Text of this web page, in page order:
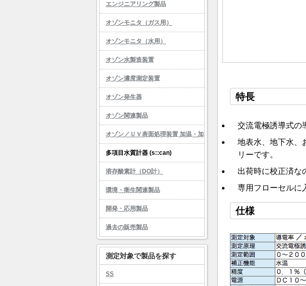
特長
交流電極誘導式の
地表水、地下水、
リーです。
出荷時に校正済な
専用フローセルに
仕様
エンジニアリング製品
オゾンモニタ（ガス用）
オゾンモニタ（水用）
オゾン水製造装置
オゾン濃度測定装置
オゾン発生器
オゾン関連製品
オゾン／ＵＶ表面処理装置 加温・加
湿機能付
多項目水質計器 (s::can)
溶存酸素計（DO計）
環境・衛生関連製品
開発・応用製品
過去の販売製品
測定対象で製品を探す
SS